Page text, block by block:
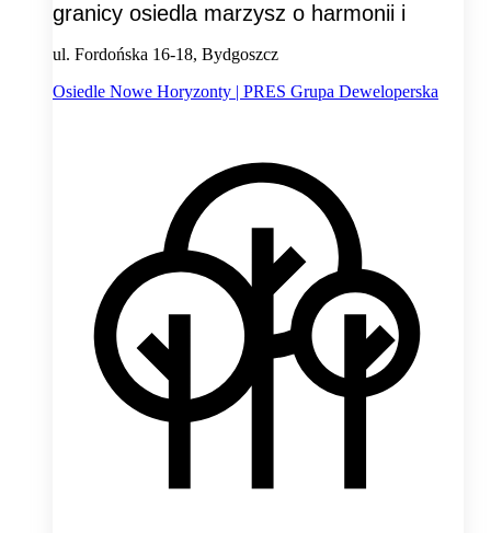
granicy osiedla marzysz o harmonii i
ul. Fordońska 16-18, Bydgoszcz
Osiedle Nowe Horyzonty | PRES Grupa Deweloperska